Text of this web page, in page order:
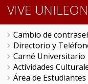
VIVE UNILEON
Cambio de
Directorio y
Carné Universitario
Actividades
Área de Estudiantes